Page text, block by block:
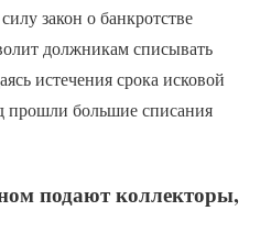
закон о банкротстве
должникам списывать
истечения срока исковой
прошли большие списания
подают коллекторы,